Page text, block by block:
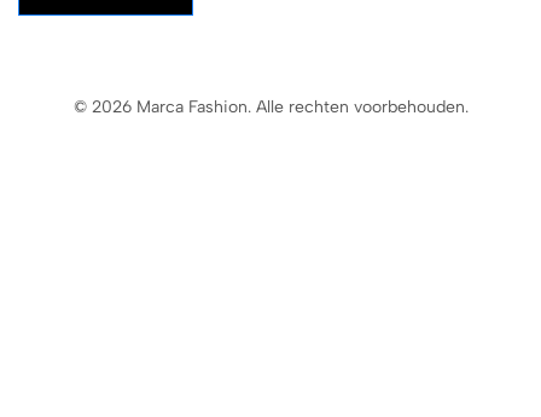
© 2026 Marca Fashion. Alle rechten voorbehouden.